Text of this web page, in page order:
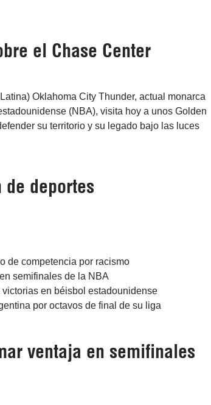
el Chase Center
Oklahoma City Thunder, actual monarca
(NBA), visita hoy a unos Golden
su territorio y su legado bajo las luces
deportes
de competencia por racismo
semifinales de la NBA
en béisbol estadounidense
por octavos de final de su liga
ventaja en semifinales